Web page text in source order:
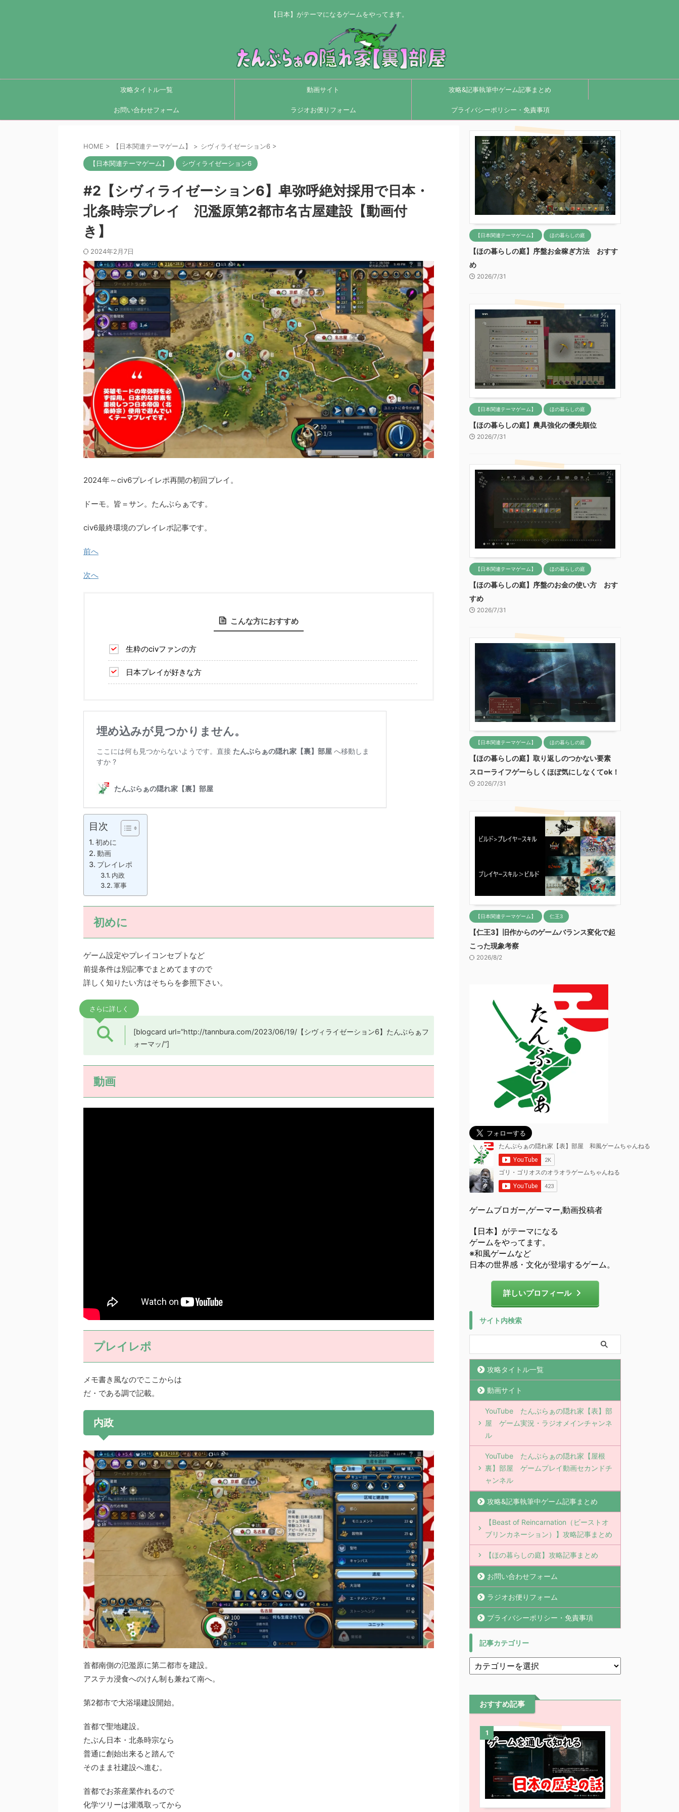
【日本】がテーマになるゲームをやってます。
攻略タイトル一覧 動画サイト 攻略&記事執筆中ゲーム記事まとめ
お問い合わせフォーム ラジオお便りフォーム プライバシーポリシー・免責事項
HOME > 【日本関連テーマゲーム】 > シヴィライゼーション6 >
【日本関連テーマゲーム】 シヴィライゼーション6
#2【シヴィライゼーション6】卑弥呼絶対採用で日本・
北条時宗プレイ 氾濫原第2都市名古屋建設【動画付
き】
2024年2月7日
2024年～civ6プレイレポ再開の初回プレイ。
ドーモ。皆＝サン。たんぶらぁです。
civ6最終環境のプレイレポ記事です。
前へ
次へ
こんな方におすすめ
生粋のcivファンの方
日本プレイが好きな方
目次
初めに
動画
プレイレポ
内政
軍事
初めに
ゲーム設定やプレイコンセプトなど
前提条件は別記事でまとめてますので
詳しく知りたい方はそちらを参照下さい。
さらに詳しく
[blogcard url=”http://tannbura.com/2023/06/19/【シヴィライゼーション6】たんぶらぁフ
ォーマッ/”]
動画
プレイレポ
メモ書き風なのでここからは
だ・である調で記載。
内政
首都南側の氾濫原に第二都市を建設。
アステカ浸食へのけん制も兼ねて南へ。
第2都市で大浴場建設開始。
首都で聖地建設。
たぶん日本・北条時宗なら
普通に創始出来ると踏んで
そのまま社建設へ進む。
首都でお茶産業作れるので
化学ツリーは灌漑取ってから
【日本関連テーマゲーム】 ほの暮らしの庭
【ほの暮らしの庭】序盤お金稼ぎ方法 おすす
め
2026/7/31
【日本関連テーマゲーム】 ほの暮らしの庭
【ほの暮らしの庭】農具強化の優先順位
2026/7/31
【日本関連テーマゲーム】 ほの暮らしの庭
【ほの暮らしの庭】序盤のお金の使い方 おす
すめ
2026/7/31
【日本関連テーマゲーム】 ほの暮らしの庭
【ほの暮らしの庭】取り返しのつかない要素
スローライフゲーらしくほぼ気にしなくてok！
2026/7/31
【日本関連テーマゲーム】 仁王3
【仁王3】旧作からのゲームバランス変化で起
こった現象考察
2026/8/2
ゲームブロガー,ゲーマー,動画投稿者
【日本】がテーマになる
ゲームをやってます。
※和風ゲームなど
日本の世界感・文化が登場するゲーム。
詳しいプロフィール
サイト内検索
攻略タイトル一覧
動画サイト
YouTube たんぶらぁの隠れ家【表】部
屋 ゲーム実況・ラジオメインチャンネ
ル
YouTube たんぶらぁの隠れ家【屋根
裏】部屋 ゲームプレイ動画セカンドチ
ャンネル
攻略&記事執筆中ゲーム記事まとめ
【Beast of Reincarnation（ビーストオ
ブリンカネーション）】攻略記事まとめ
【ほの暮らしの庭】攻略記事まとめ
お問い合わせフォーム
ラジオお便りフォーム
プライバシーポリシー・免責事項
記事カテゴリー
おすすめ記事
1